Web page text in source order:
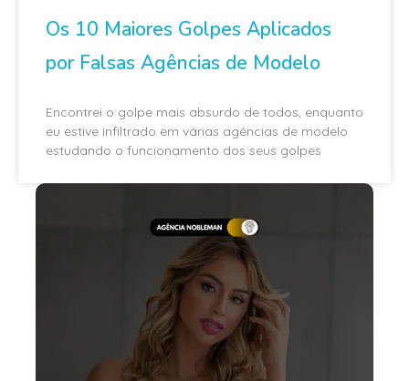
Os 10 Maiores Golpes Aplicados
por Falsas Agências de Modelo
Encontrei o golpe mais absurdo de todos, enquanto
eu estive infiltrado em várias agências de modelo
estudando o funcionamento dos seus golpes